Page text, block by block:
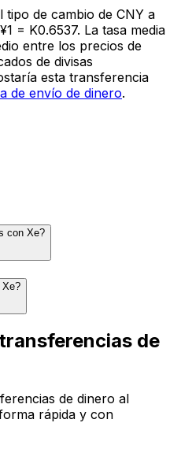
tipo de cambio de CNY a
= K0.6537. La tasa media
entre los precios de
de divisas
esta transferencia
de envío de dinero.
con Xe?
Xe?
de
de dinero al
rápida y con